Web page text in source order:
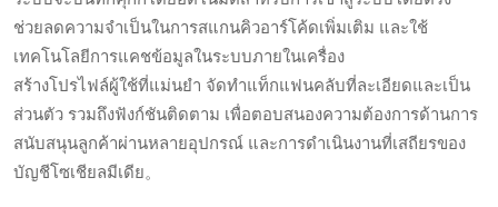
ช่วยลดความจำเป็นในการสแกนคิวอาร์โค้ดเพิ่มเติม และใช้
เทคโนโลยีการแคชข้อมูลในระบบภายในเครื่อง
สร้างโปรไฟล์ผู้ใช้ที่แม่นยำ จัดทำแท็กแฟนคลับที่ละเอียดและเป็น
ส่วนตัว รวมถึงฟังก์ชันติดตาม เพื่อตอบสนองความต้องการด้านการ
สนับสนุนลูกค้าผ่านหลายอุปกรณ์ และการดำเนินงานที่เสถียรของ
บัญชีโซเชียลมีเดีย。